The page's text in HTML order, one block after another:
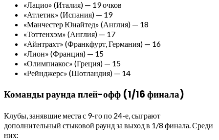
«Лацио» (Италия) — 19 очков
«Атлетик» (Испания) — 19
«Манчестер Юнайтед» (Англия) — 18
«Тоттенхэм» (Англия) — 17
«Айнтрахт» (Франкфурт, Германия) — 16
«Лион» (Франция) — 15
«Олимпиакос» (Греция) — 15
«Рейнджерс» (Шотландия) — 14
Команды раунда плей-офф (1/16 финала)
Клубы, занявшие места с 9-го по 24-е, сыграют
дополнительный стыковой раунд за выход в 1/8 финала. Среди
них: